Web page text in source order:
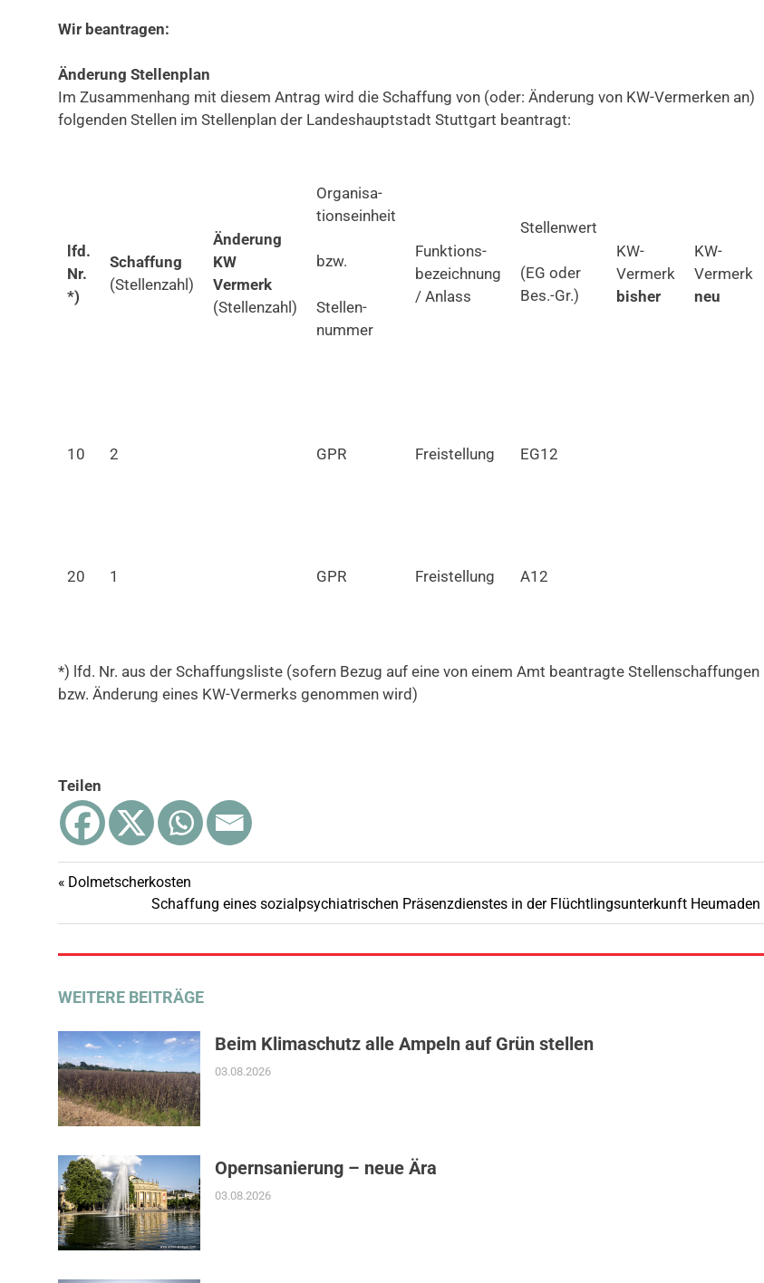
Wir beantragen:
Änderung Stellenplan
Im Zusammenhang mit diesem Antrag wird die Schaffung von (oder: Änderung von KW-Vermerken an)
folgenden Stellen im Stellenplan der Landeshauptstadt Stuttgart beantragt:
lfd.
Nr.
*)
Schaffung
(Stellenzahl)
Änderung
KW
Vermerk
(Stellenzahl)
Organisa-
tionseinheit
bzw.
Stellen-
nummer
Funktions-
bezeichnung
/ Anlass
Stellenwert
(EG oder
Bes.-Gr.)
KW-
Vermerk
bisher
KW-
Vermerk
neu
10 2 GPR Freistellung EG12
20 1 GPR Freistellung A12
*) lfd. Nr. aus der Schaffungsliste (sofern Bezug auf eine von einem Amt beantragte Stellenschaffungen
bzw. Änderung eines KW-Vermerks genommen wird)
Teilen
Beitragsnavigation
Vorheriger
Dolmetscherkosten
Nächster
Beitrag:
Schaffung eines sozialpsychiatrischen Präsenzdienstes in der Flüchtlingsunterkunft Heumaden
WEITERE BEITRÄGE
Beim Klimaschutz alle Ampeln auf Grün stellen
03.08.2026
Opernsanierung – neue Ära
03.08.2026